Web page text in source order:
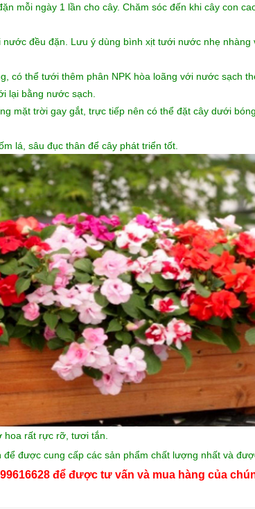
mỗi ngày 1 lần cho cây. Chăm sóc đến khi cây con
đều đặn. Lưu ý dùng bình xịt tưới nước nhẹ nhàng
có thể tưới thêm phân NPK hòa loãng với nước sạch
lại bằng nước sạch.
mặt trời gay gắt, trực tiếp nên có thể đặt cây dưới
lá, sâu đục thân để cây phát triển tốt.
hoa rất rực rỡ, tươi tắn.
để được cung cấp các sản phẩm chất lượng nhất và
để được tư vấn và mua hàng của